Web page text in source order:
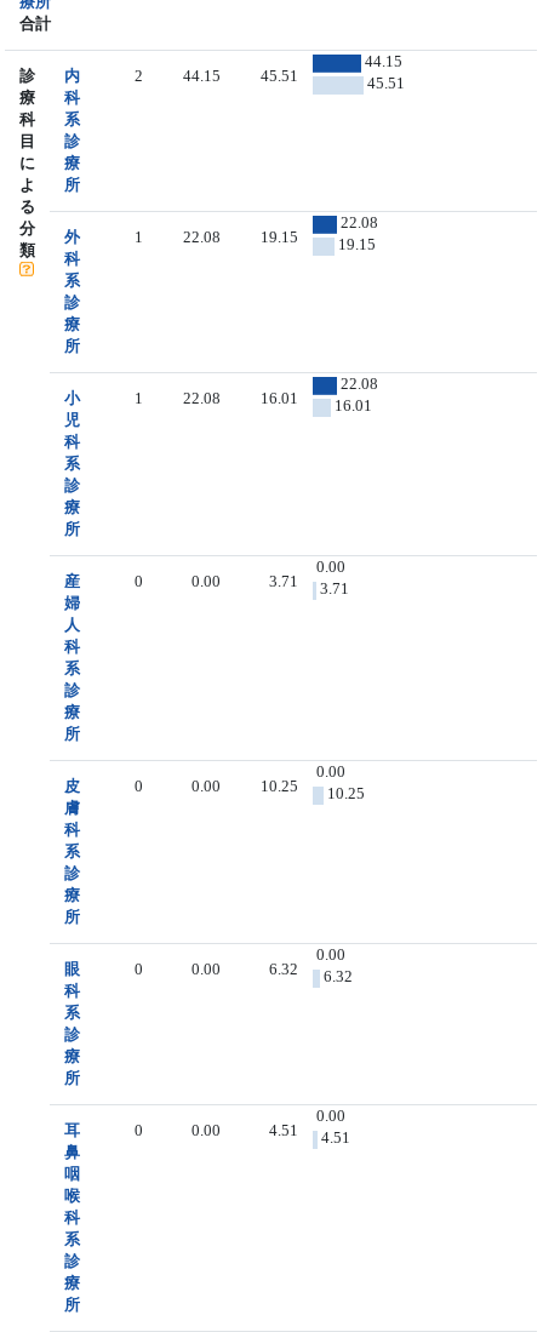
合計
診
療
科
目
に
よ
る
分
類
内
科
系
診
療
所
2 44.15 45.51
44.15
45.51
外
科
系
診
療
所
1 22.08 19.15
22.08
19.15
小
児
科
系
診
療
所
1 22.08 16.01
22.08
16.01
産
婦
人
科
系
診
療
所
0 0.00 3.71
0.00
3.71
皮
膚
科
系
診
療
所
0 0.00 10.25
0.00
10.25
眼
科
系
診
療
所
0 0.00 6.32
0.00
6.32
耳
鼻
咽
喉
科
系
診
療
所
0 0.00 4.51
0.00
4.51